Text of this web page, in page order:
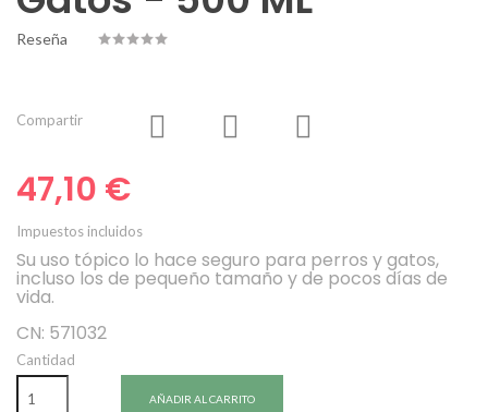
Reseña
Compartir
47,10 €
Impuestos incluidos
Su uso tópico lo hace seguro para perros y gatos,
incluso los de pequeño tamaño y de pocos días de
vida.
CN: 571032
Cantidad
AÑADIR AL CARRITO